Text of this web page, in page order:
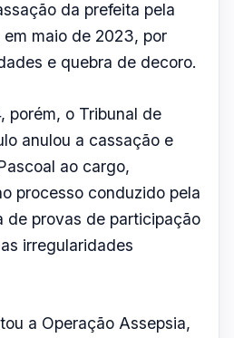
da prefeita pela
maio de 2023, por
e quebra de decoro.
porém, o Tribunal de
anulou a cassação e
ao cargo,
processo conduzido pela
de provas de participação
irregularidades
a Operação Assepsia,